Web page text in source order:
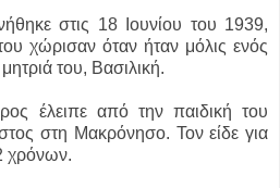
στις 18 Ιουνίου του 1939,
χώρισαν όταν ήταν μόλις ενός
του, Βασιλική.
έλειπε από την παιδική του
στη Μακρόνησο. Τον είδε για
χρόνων.